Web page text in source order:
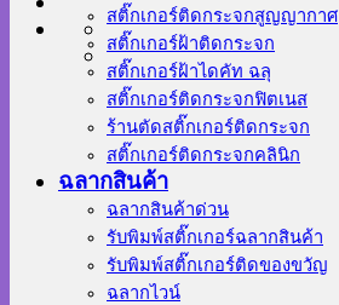
สติ๊กเกอร์ติดกระจกสูญญากาศ
สติ๊กเกอร์ฝ้าติดกระจก
สติ๊กเกอร์ฝ้าไดคัท ฉลุ
สติ๊กเกอร์ติดกระจกฟิตเนส
ร้านตัดสติ๊กเกอร์ติดกระจก
สติ๊กเกอร์ติดกระจกคลินิก
ฉลากสินค้า
ฉลากสินค้าด่วน
รับพิมพ์สติ๊กเกอร์ฉลากสินค้า
รับพิมพ์สติ๊กเกอร์ติดของขวัญ
ฉลากไวน์